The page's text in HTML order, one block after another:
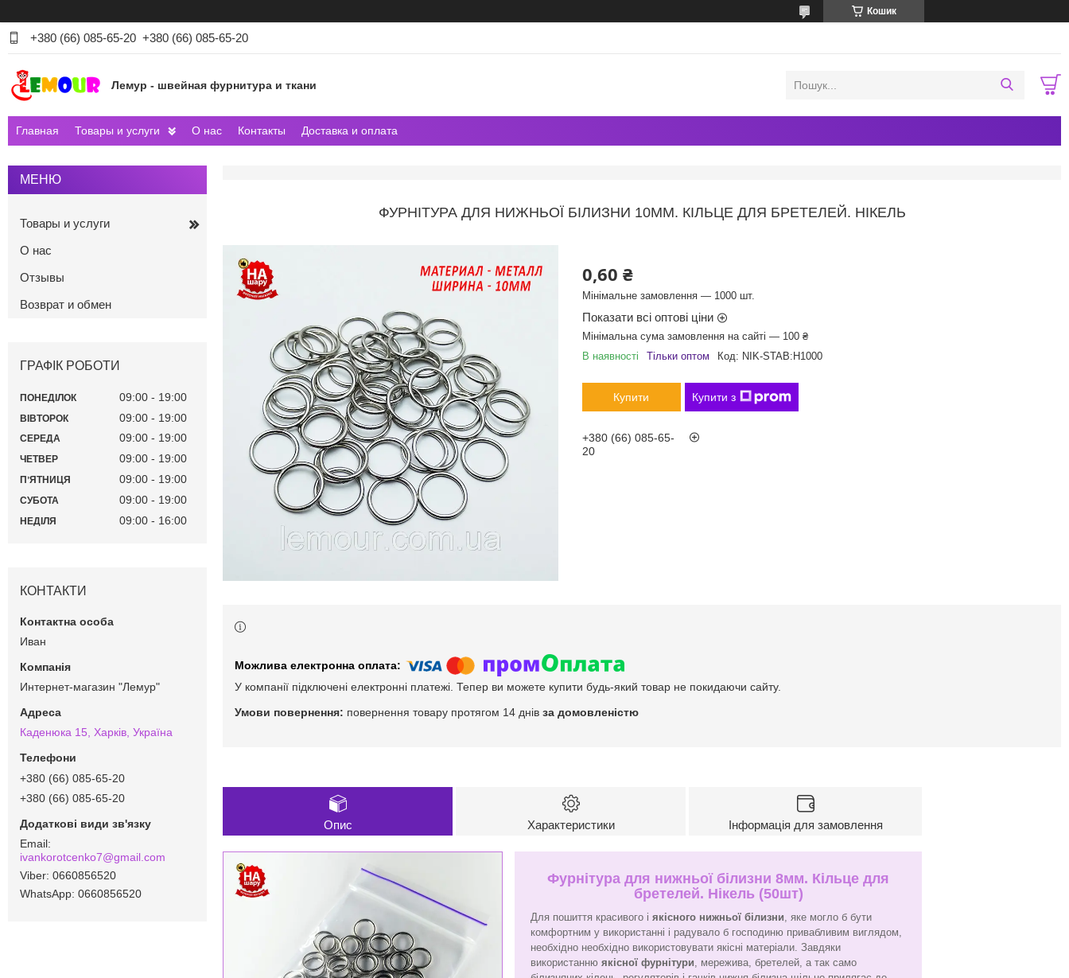
Кошик
+380 (66) 085-65-20 +380 (66) 085-65-20
Лемур - швейная фурнитура и ткани
Главная Товары и услуги О нас Контакты Доставка и оплата
ФУРНІТУРА ДЛЯ НИЖНЬОЇ БІЛИЗНИ 10ММ. КІЛЬЦЕ ДЛЯ БРЕТЕЛЕЙ. НІКЕЛЬ
0,60 ₴
Мінімальне замовлення — 1000 шт.
Показати всі оптові ціни
Мінімальна сума замовлення на сайті — 100 ₴
В наявності
Тільки оптом Код: NIK-STAB:Н1000
Купити Купити з
+380 (66) 085-65-
20
У компанії підключені електронні платежі. Тепер ви можете купити будь-який товар не покидаючи сайту.
повернення товару протягом 14 днів за домовленістю
Опис Характеристики Інформація для замовлення
Фурнітура для нижньої білизни 8мм. Кільце для
бретелей. Нікель (50шт)
Для пошиття красивого і якісного нижньої білизни, яке могло б бути
комфортним у використанні і радувало б господиню привабливим виглядом,
необхідно необхідно використовувати якісні матеріали. Завдяки
використанню якісної фурнітури, мережива, бретелей, а так само
Товары и услуги
О нас
Отзывы
Возврат и обмен
ГРАФІК РОБОТИ
ПОНЕДІЛОК 09:00 19:00
ВІВТОРОК 09:00 19:00
СЕРЕДА 09:00 19:00
ЧЕТВЕР 09:00 19:00
ПʼЯТНИЦЯ 09:00 19:00
СУБОТА 09:00 19:00
НЕДІЛЯ 09:00 16:00
КОНТАКТИ
Иван
Интернет-магазин "Лемур"
Каденюка 15, Харків, Україна
+380 (66) 085-65-20
+380 (66) 085-65-20
ivankorotcenko7@gmail.com
0660856520
0660856520